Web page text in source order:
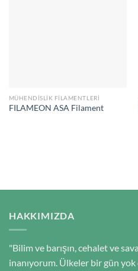
MÜHENDISLIK FILAMENTLERI
FILAMEON ASA Filament
HAKKIMIZDA
"Bilim ve barışın, cehalet ve
inanıyorum. Ülkeler bir gün